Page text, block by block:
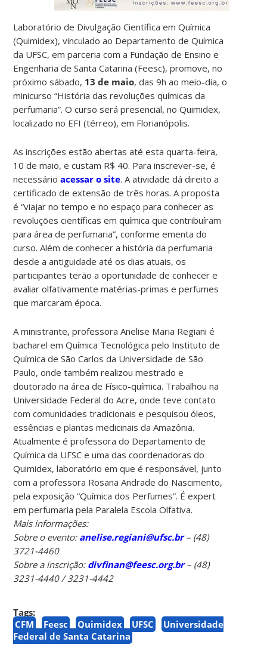
Laboratório de Divulgação Científica em Química
(Quimidex), vinculado ao Departamento de Química
da UFSC, em parceria com a Fundação de Ensino e
Engenharia de Santa Catarina (Feesc), promove, no
próximo sábado, 13 de maio, das 9h ao meio-dia, o
minicurso “História das revoluções químicas da
perfumaria”. O curso será presencial, no Quimidex,
localizado no EFI (térreo), em Florianópolis.
As inscrições estão abertas até esta quarta-feira,
10 de maio, e custam R$ 40. Para inscrever-se, é
necessárioacessar o site. A atividade dá direito a
certificado de extensão de três horas. A proposta
é “viajar no tempo e no espaço para conhecer as
revoluções científicas em química que contribuíram
para área de perfumaria”, conforme ementa do
curso. Além de conhecer a história da perfumaria
desde a antiguidade até os dias atuais, os
participantes terão a oportunidade de conhecer e
avaliar olfativamente matérias-primas e perfumes
que marcaram época.
A ministrante, professora Anelise Maria Regiani é
bacharel em Química Tecnológica pelo Instituto de
Química de São Carlos da Universidade de São
Paulo, onde também realizou mestrado e
doutorado na área de Físico-química. Trabalhou na
Universidade Federal do Acre, onde teve contato
com comunidades tradicionais e pesquisou óleos,
essências e plantas medicinais da Amazônia.
Atualmente é professora do Departamento de
Química da UFSC e uma das coordenadoras do
Quimidex, laboratório em que é responsável, junto
com a professora Rosana Andrade do Nascimento,
pela exposição “Química dos Perfumes”. É expert
em perfumaria pela Paralela Escola Olfativa.
Mais informações:
Sobre o evento: anelise.regiani@ufsc.br– (48)
3721-4460
Sobre a inscrição: divfinan@feesc.org.br– (48)
3231-4440 / 3231-4442
Tags:
CFM
Feesc Quimidex UFSC
Universidade
Federal de Santa Catarina